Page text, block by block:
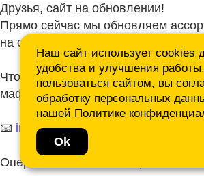
Наш сайт использует cookies
удобства и улучшения
пользоваться сайтом, вы
обработку персональных
нашей Политике
Ok
Друзья, сайт на обновлении!
Прямо сейчас мы обновляем
на сайте.
Чтобы не ждать, присылайте ваши
маф нам на почту.
📧 info@mafmasterfibre.ru
Оперативно ответим и просчитаем